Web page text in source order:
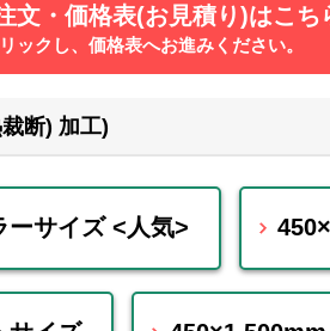
文・価格表(お見積り)はこち
ックし、価格表へお進みください。
断) 加工)
サイズ <人気>